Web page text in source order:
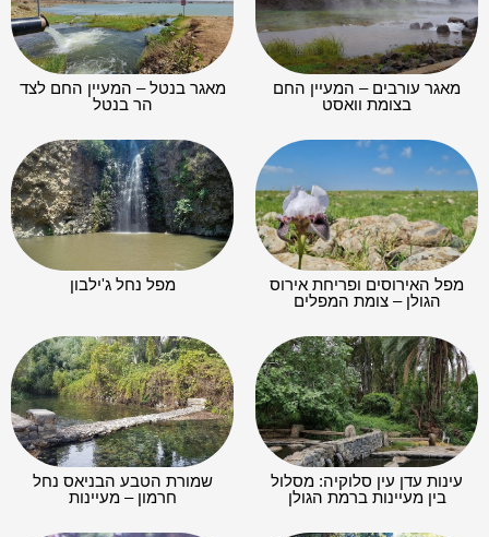
מאגר עורבים – המעיין החם
בצומת וואסט
מאגר בנטל – המעיין החם לצד
הר בנטל
מפל האירוסים ופריחת אירוס
הגולן – צומת המפלים
מפל נחל ג'ילבון
עינות עדן עין סלוקיה: מסלול
בין מעיינות ברמת הגולן
שמורת הטבע הבניאס נחל
חרמון – מעיינות